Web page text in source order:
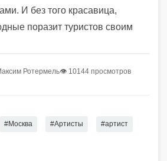
И без того красавица,
поразит туристов своим
Ротермель👁 10144 просмотров
#Москва #Артисты #артист